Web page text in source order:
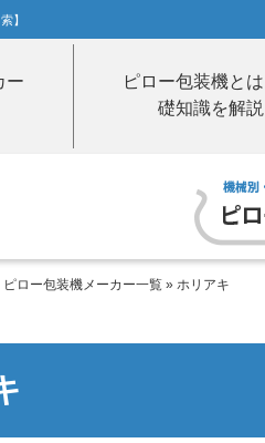
】
ー
ピロー包装機と
礎知識を解説
ピロー包装機メーカー一覧 » ホリアキ